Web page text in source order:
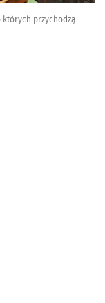
których przychodzą